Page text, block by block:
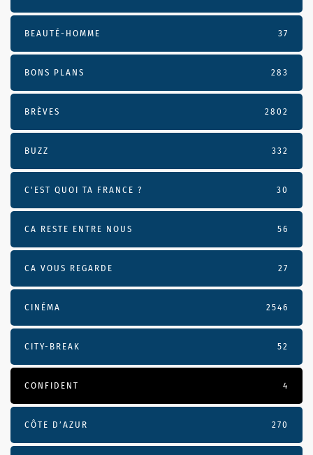
BEAUTÉ-HOMME 37
BONS PLANS 283
BRÈVES 2802
BUZZ 332
C'EST QUOI TA FRANCE ? 30
CA RESTE ENTRE NOUS 56
CA VOUS REGARDE 27
CINÉMA 2546
CITY-BREAK 52
CONFIDENT 4
CÔTE D’AZUR 270